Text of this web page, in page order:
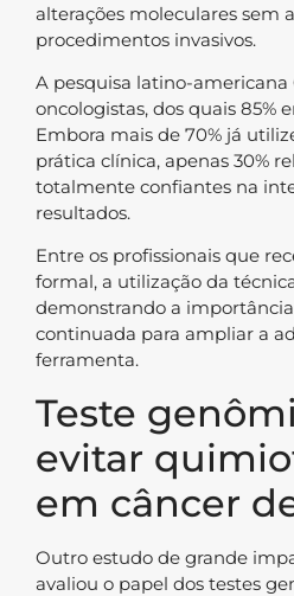
alterações moleculares sem
procedimentos invasivos.
A pesquisa latino-americana
oncologistas, dos quais 85%
Embora mais de 70% já
prática clínica, apenas 30%
totalmente confiantes na
resultados.
Entre os profissionais que
formal, a utilização da
demonstrando a
continuada para ampliar a
ferramenta.
Teste
evitar
em câncer
Outro estudo de grande
avaliou o papel dos testes